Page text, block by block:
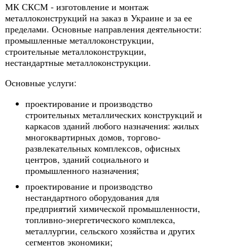
МК СКСМ - изготовление и монтаж
металлоконструкций на заказ в Украине и за ее
пределами. Основные направления деятельности:
промышленные металлоконструкции,
строительные металлоконструкции,
нестандартные металлоконструкции.
Основные услуги:
проектирование и производство
строительных металлических конструкций и
каркасов зданий любого назначения: жилых
многоквартирных домов, торгово-
развлекательных комплексов, офисных
центров, зданий социального и
промышленного назначения;
проектирование и производство
нестандартного оборудования для
предприятий химической промышленности,
топливно-энергетического комплекса,
металлургии, сельского хозяйства и других
сегментов экономики;